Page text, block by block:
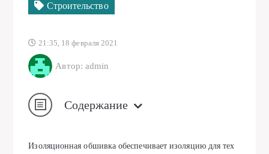
Строительство
21:35, 18 февраля 2021
Автор: admin
Содержание
Изоляционная обшивка обеспечивает изоляцию для тех